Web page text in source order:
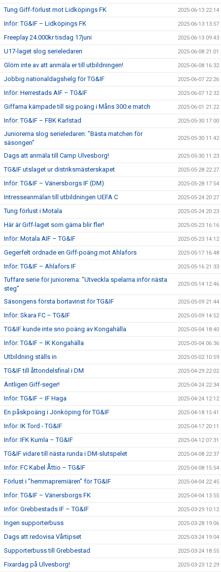
Tung Giff-förlust mot Lidköpings FK 2025-06-13 22:14
Inför: TG&IF – Lidköpings FK 2025-06-13 13:57
Freeplay 24.000kr tisdag 17juni 2025-06-13 09:43
U17-laget slog serieledaren 2025-06-08 21:01
Glöm inte av att anmäla er till utbildningen! 2025-06-08 16:32
Jobbig nationaldagshelg för TG&IF 2025-06-07 22:26
Inför: Herrestads AIF – TG&IF 2025-06-07 12:32
Giffarna kämpade till sig poäng i Måns 300:e match 2025-06-01 21:22
Inför: TG&IF – FBK Karlstad 2025-05-30 17:00
Juniorerna slog serieledaren: ”Bästa matchen för
säsongen”
2025-05-30 11:42
Dags att anmäla till Camp Ulvesborg! 2025-05-30 11:23
TG&IF utslaget ur distriksmästerskapet 2025-05-28 22:27
Inför: TG&IF – Vänersborgs IF (DM) 2025-05-28 17:54
Intresseanmälan till utbildningen UEFA C 2025-05-24 20:27
Tung förlust i Motala 2025-05-24 20:23
Här är Giff-laget som gärna blir fler! 2025-05-23 16:16
Inför: Motala AIF – TG&IF 2025-05-23 14:12
Gegerfelt ordnade en Giff-poäng mot Ahlafors 2025-05-17 16:48
Inför: TG&IF – Ahlafors IF 2025-05-16 21:33
Tuffare serie för juniorerna: ”Utveckla spelarna inför nästa
steg”
2025-05-14 12:46
Säsongens första bortavinst för TG&IF 2025-05-09 21:44
Inför: Skara FC – TG&IF 2025-05-09 14:52
TG&IF kunde inte sno poäng av Kongahälla 2025-05-04 18:40
Inför: TG&IF – IK Kongahälla 2025-05-04 06:36
Utbildning ställs in 2025-05-02 10:59
TG&IF till åttondelsfinal i DM 2025-04-29 22:02
Äntligen Giff-seger! 2025-04-24 22:34
Inför: TG&IF – IF Haga 2025-04-24 12:12
En påskpoäng i Jönköping för TG&IF 2025-04-18 15:41
Inför: IK Tord - TG&IF 2025-04-17 20:11
Inför: IFK Kumla – TG&IF 2025-04-12 07:31
TG&IF vidare till nästa runda i DM-slutspelet 2025-04-08 22:37
Inför: FC Kabel Åttio – TG&IF 2025-04-08 15:54
Förlust i ”hemmapremiären” för TG&IF 2025-04-04 22:45
Inför: TG&IF – Vänersborgs FK 2025-04-04 13:55
Inför: Grebbestads IF – TG&IF 2025-03-29 10:12
Ingen supporterbuss 2025-03-28 19:06
Dags att redovisa Vårtipset 2025-03-24 19:04
Supporterbuss till Grebbestad 2025-03-24 18:55
Fixardag på Ulvesborg! 2025-03-23 12:29